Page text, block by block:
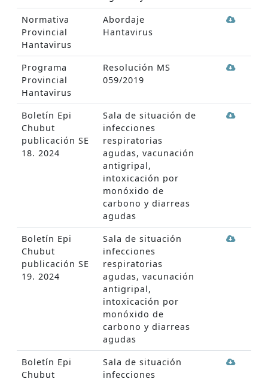
Normativa
Provincial
Hantavirus
Abordaje
Hantavirus
Programa
Provincial
Hantavirus
Resolución MS
059/2019
Boletín Epi
Chubut
publicación SE
18. 2024
Sala de situación de
infecciones
respiratorias
agudas, vacunación
antigripal,
intoxicación por
monóxido de
carbono y diarreas
agudas
Boletín Epi
Chubut
publicación SE
19. 2024
Sala de situación
infecciones
respiratorias
agudas, vacunación
antigripal,
intoxicación por
monóxido de
carbono y diarreas
agudas
Boletín Epi
Chubut
Sala de situación
infecciones